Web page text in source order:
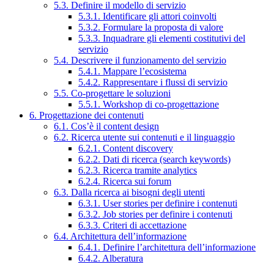
5.3. Definire il modello di servizio
5.3.1. Identificare gli attori coinvolti
5.3.2. Formulare la proposta di valore
5.3.3. Inquadrare gli elementi costitutivi del
servizio
5.4. Descrivere il funzionamento del servizio
5.4.1. Mappare l’ecosistema
5.4.2. Rappresentare i flussi di servizio
5.5. Co-progettare le soluzioni
5.5.1. Workshop di co-progettazione
6. Progettazione dei contenuti
6.1. Cos’è il content design
6.2. Ricerca utente sui contenuti e il linguaggio
6.2.1. Content discovery
6.2.2. Dati di ricerca (search keywords)
6.2.3. Ricerca tramite analytics
6.2.4. Ricerca sui forum
6.3. Dalla ricerca ai bisogni degli utenti
6.3.1. User stories per definire i contenuti
6.3.2. Job stories per definire i contenuti
6.3.3. Criteri di accettazione
6.4. Architettura dell’informazione
6.4.1. Definire l’architettura dell’informazione
6.4.2. Alberatura